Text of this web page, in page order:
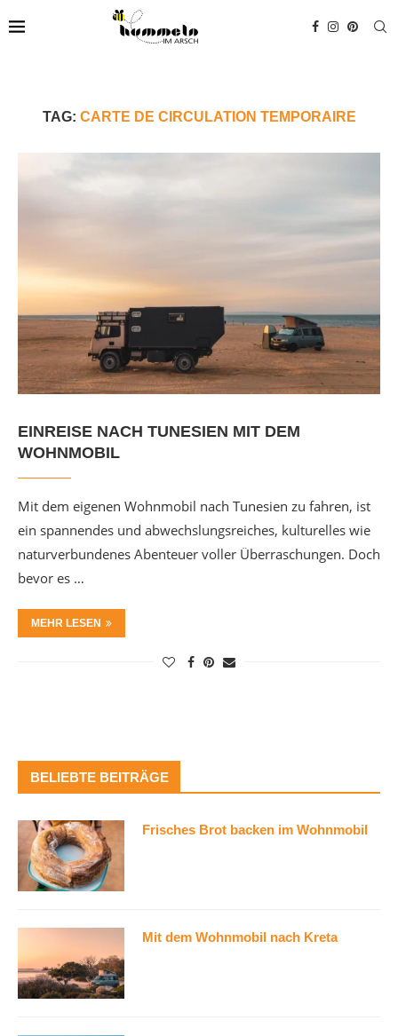
TAG: CARTE DE CIRCULATION TEMPORAIRE
EINREISE NACH TUNESIEN MIT DEM
WOHNMOBIL
Mit dem eigenen Wohnmobil nach Tunesien zu fahren, ist
ein spannendes und abwechslungsreiches, kulturelles wie
naturverbundenes Abenteuer voller Überraschungen. Doch
bevor es …
MEHR LESEN
BELIEBTE BEITRÄGE
Frisches Brot backen im Wohnmobil
Mit dem Wohnmobil nach Kreta